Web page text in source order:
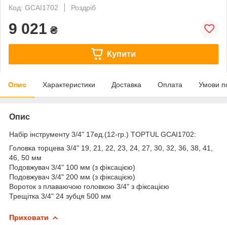
Код: GCAI1702
Роздріб
9 021 ₴
Купити
Опис Характеристики Доставка Оплата Умови
Опис
Набір інструменту 3/4" 17ед.(12-гр.) TOPTUL GCAI1702:
Головка торцева 3/4" 19, 21, 22, 23, 24, 27, 30, 32, 36, 38, 41,
46, 50 мм
Подовжувач 3/4" 100 мм (з фіксацією)
Подовжувач 3/4" 200 мм (з фіксацією)
Вороток з плаваючою головкою 3/4" з фіксацією
Трещітка 3/4" 24 зубця 500 мм
Приховати